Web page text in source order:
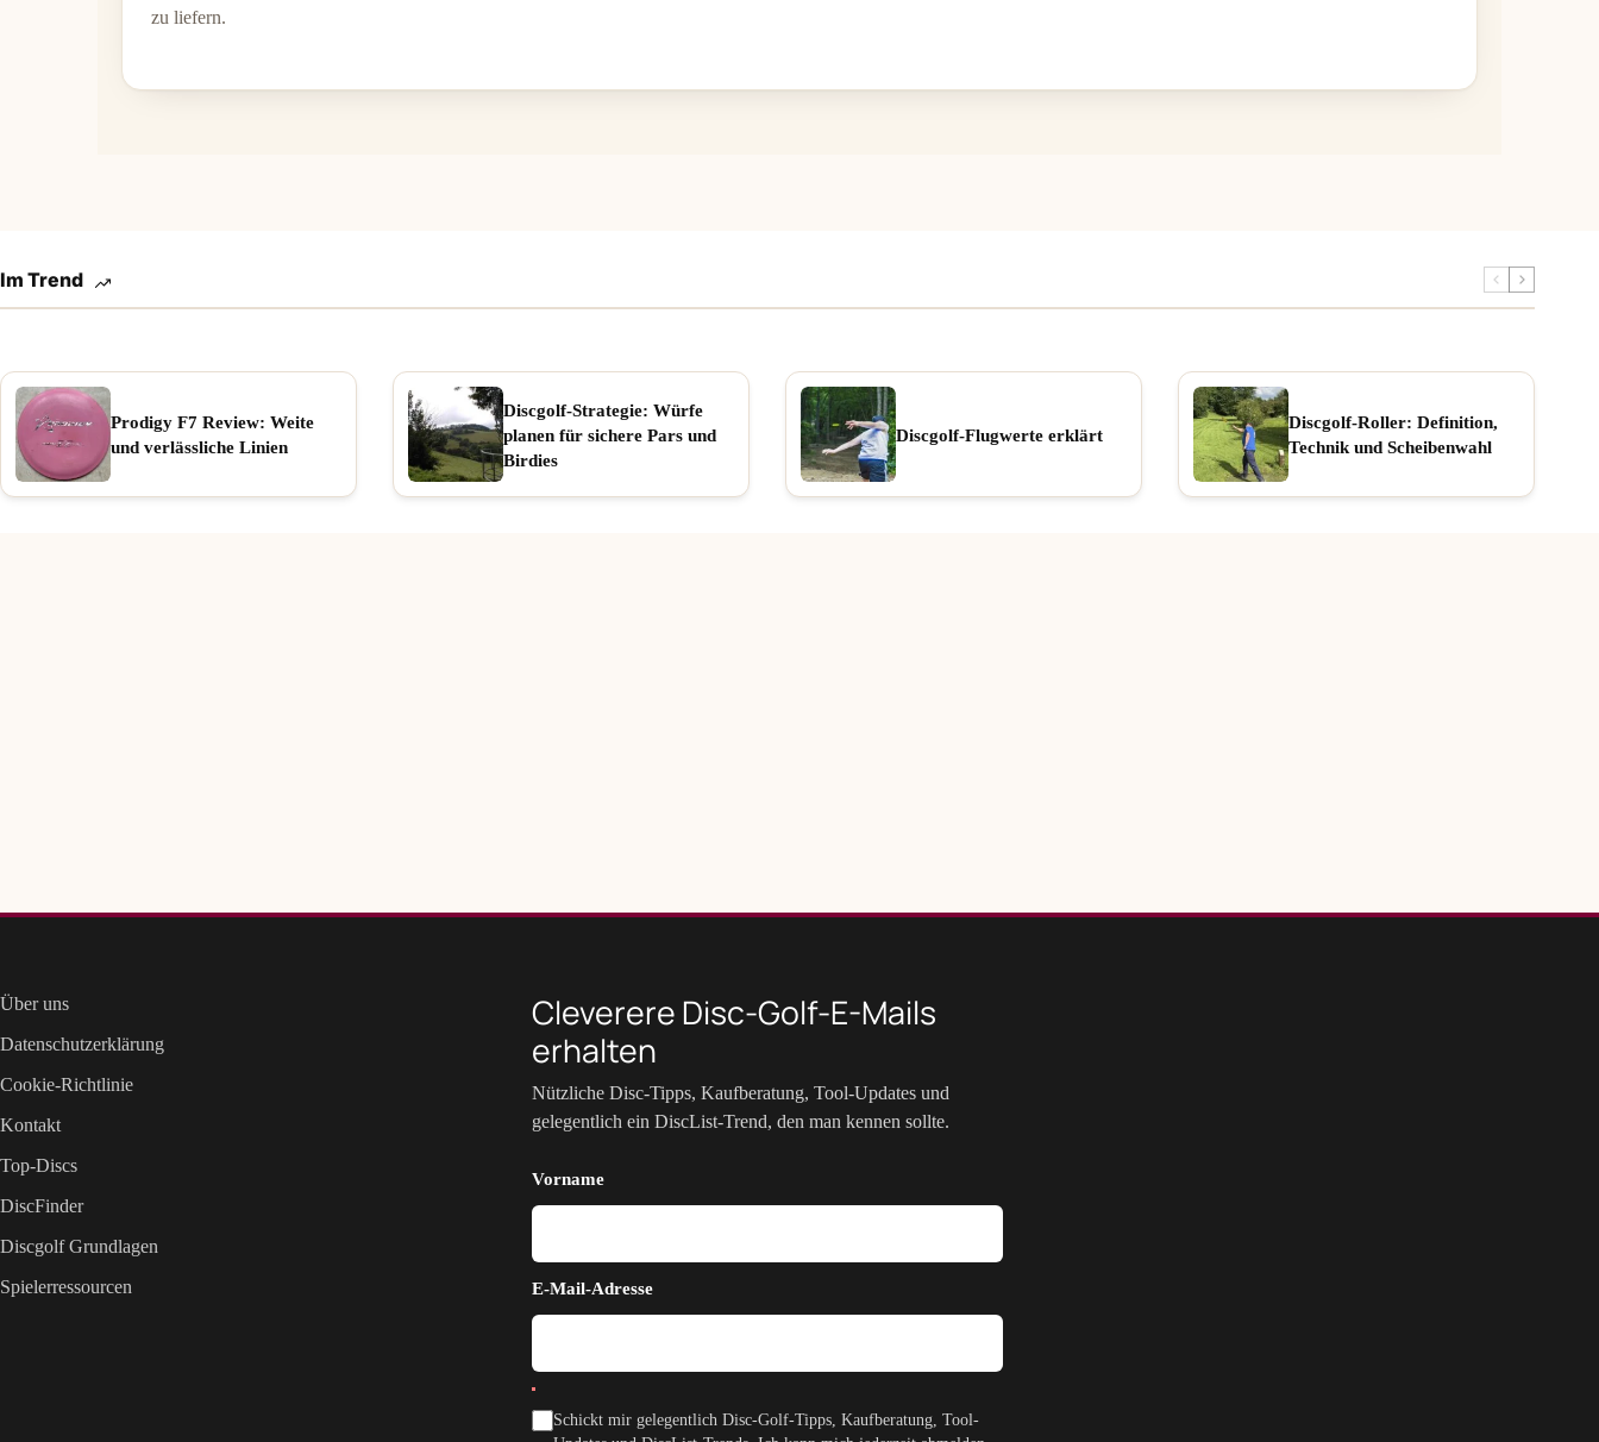
zu liefern.
Im Trend
Prodigy F7 Review: Weite
und verlässliche Linien
Discgolf-Strategie: Würfe
planen für sichere Pars und
Birdies
Discgolf-Flugwerte erklärt
Discgolf-Roller: Definition,
Technik und Scheibenwahl
Über uns
Datenschutzerklärung
Cookie-Richtlinie
Kontakt
Top-Discs
DiscFinder
Discgolf Grundlagen
Spielerressourcen
Cleverere Disc-Golf-E-Mails
erhalten
Nützliche Disc-Tipps, Kaufberatung, Tool-Updates und
gelegentlich ein DiscList-Trend, den man kennen sollte.
Vorname
E-Mail-Adresse
Schickt mir gelegentlich Disc-Golf-Tipps, Kaufberatung, Tool-